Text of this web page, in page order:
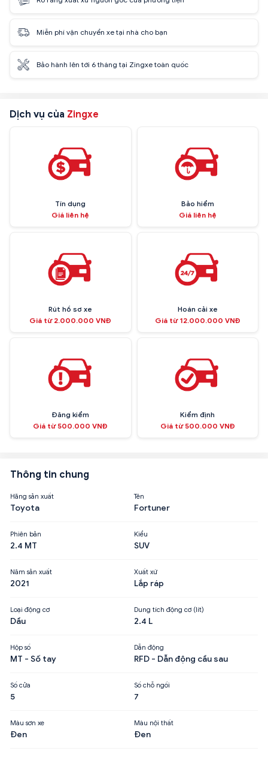
Miễn phí vận chuyển xe tại nhà cho bạn
Bảo hành lên tới 6 tháng tại Zingxe toàn quốc
Dịch vụ của Zingxe
Tín dụng
Giá liên hệ
Bảo hiểm
Giá liên hệ
Rút hồ sơ xe
Giá từ 2.000.000 VNĐ
Hoán cải xe
Giá từ 12.000.000 VNĐ
Đăng kiểm
Giá từ 500.000 VNĐ
Kiểm định
Giá từ 500.000 VNĐ
Thông tin chung
Hãng sản xuất
Toyota
Tên
Fortuner
Phiên bản
2.4 MT
Kiểu
SUV
Năm sản xuất
2021
Xuất xứ
Lắp ráp
Loại động cơ
Dầu
Dung tích động cơ (lít)
2.4 L
Hộp số
MT - Số tay
Dẫn động
RFD - Dẫn động cầu sau
Số cửa
5
Số chỗ ngồi
7
Màu sơn xe
Đen
Màu nội thất
Đen